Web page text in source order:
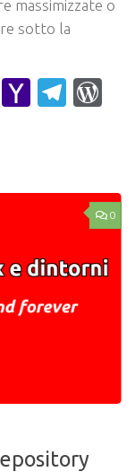
massimizzate o
sotto la
Yahoo
0